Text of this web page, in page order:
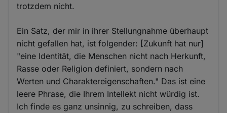
trotzdem nicht.
Ein Satz, der mir in ihrer Stellungnahme überhaupt
nicht gefallen hat, ist folgender: [Zukunft hat nur]
"eine Identität, die Menschen nicht nach Herkunft,
Rasse oder Religion definiert, sondern nach
Werten und Charaktereigenschaften." Das ist eine
leere Phrase, die Ihrem Intellekt nicht würdig ist.
Ich finde es ganz unsinnig, zu schreiben, dass